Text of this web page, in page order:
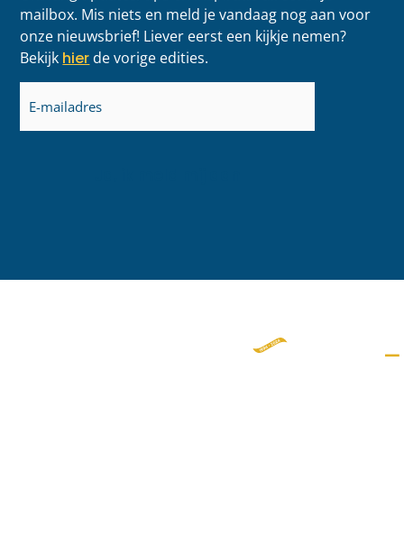
mailbox. Mis niets en meld je vandaag nog aan voor
onze nieuwsbrief! Liever eerst een kijkje nemen?
Bekijk hier de vorige edities.
E-
mailadres
(Vereist)